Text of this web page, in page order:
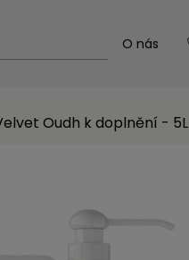
O nás
Oudh k doplnění - 5L